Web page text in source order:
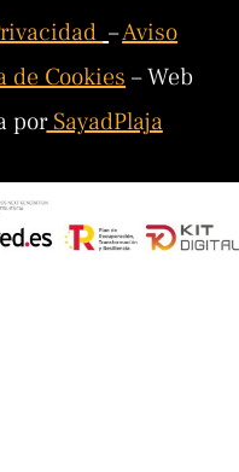
–Aviso
de Cookies– Web
porSayadPlaja